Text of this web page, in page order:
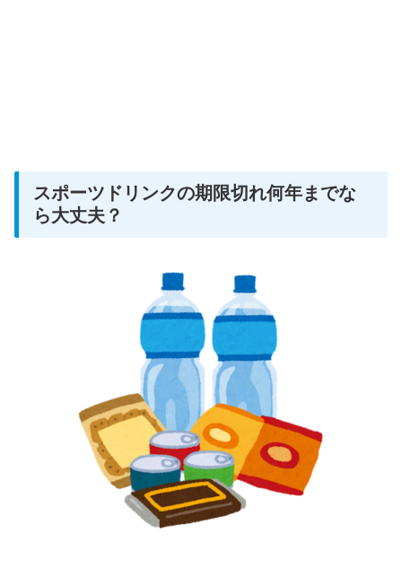
スポーツドリンクの期限切れ何年までな
ら大丈夫？